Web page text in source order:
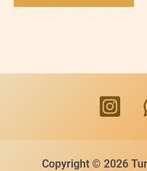
Copyright © 2026